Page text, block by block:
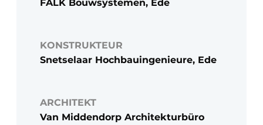
FALK Bouwsystemen, Ede
KONSTRUKTEUR
Snetselaar Hochbauingenieure, Ede
ARCHITEKT
Van Middendorp Architekturbüro